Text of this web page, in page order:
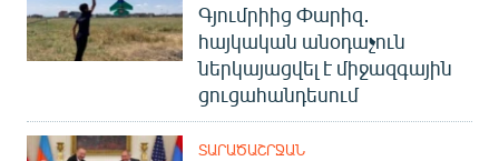
Գյումրիից Փարիզ․
հայկական անօդաչուն
ներկայացվել է միջազգային
ցուցահանդեսում
ՏԱՐԱԾԱՇՐՋԱՆ